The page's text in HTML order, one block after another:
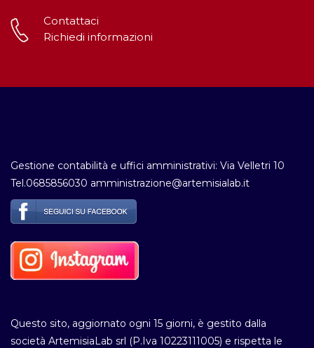
Contattaci
Richiedi informazioni
Gestione contabilità e uffici amministrativi: Via Velletri 10
Tel.0685856030 amministrazione@artemisialab.it
Questo sito, aggiornato ogni 15 giorni, è gestito dalla
società ArtemisiaLab srl (P.Iva 10223111005) e rispetta le